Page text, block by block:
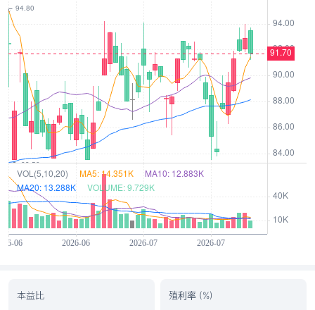
本益比 殖利率 (%)